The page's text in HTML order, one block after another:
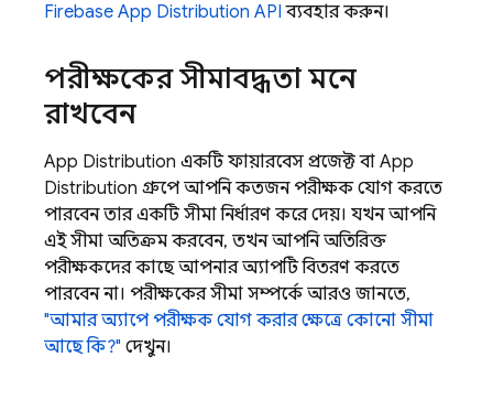
Firebase App Distribution API ব্যবহার করুন।
পরীক্ষকের সীমাবদ্ধতা মনে
রাখবেন
App Distribution একটি ফায়ারবেস প্রজেক্ট বা App
Distribution গ্রুপে আপনি কতজন পরীক্ষক যোগ করতে
পারবেন তার একটি সীমা নির্ধারণ করে দেয়। যখন আপনি
এই সীমা অতিক্রম করবেন, তখন আপনি অতিরিক্ত
পরীক্ষকদের কাছে আপনার অ্যাপটি বিতরণ করতে
পারবেন না। পরীক্ষকের সীমা সম্পর্কে আরও জানতে,
"আমার অ্যাপে পরীক্ষক যোগ করার ক্ষেত্রে কোনো সীমা
আছে কি?" দেখুন।